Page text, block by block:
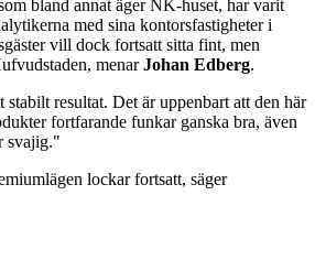
bland annat äger NK-huset, har varit
med sina kontorsfastigheter i
vill dock fortsatt sitta fint, men
menarJohan Edberg.
stabilt resultat. Det är uppenbart att den här
fortfarande funkar ganska bra, även
svajig."
lockar fortsatt, säger